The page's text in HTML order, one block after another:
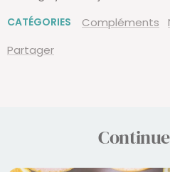
CATÉGORIES Compléments
Partager